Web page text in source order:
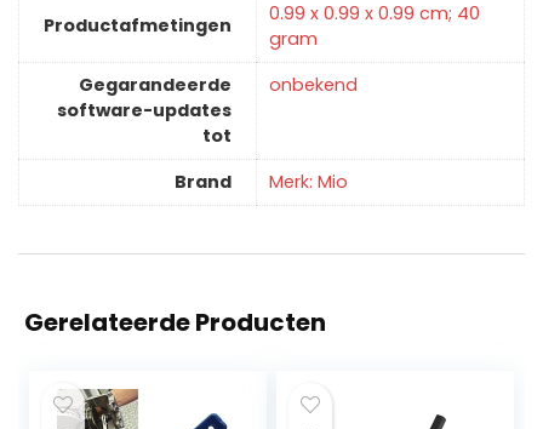
Productafmetingen
‎0.99 x 0.99 x 0.99 cm; 40
gram
Gegarandeerde
software-updates
tot
‎onbekend
Brand Merk: Mio
Gerelateerde Producten